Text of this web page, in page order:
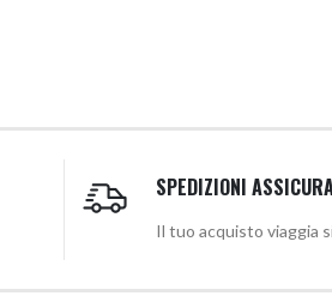
SPEDIZIONI
Il tuo acquisto viaggia